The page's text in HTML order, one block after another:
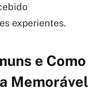
experientes.
e Como
Memorável